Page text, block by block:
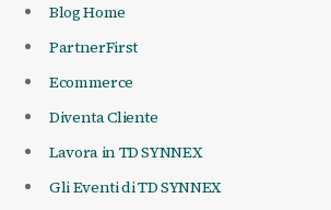
Blog Home
PartnerFirst
Ecommerce
Diventa Cliente
Lavora in TD SYNNEX
Gli Eventi di TD SYNNEX